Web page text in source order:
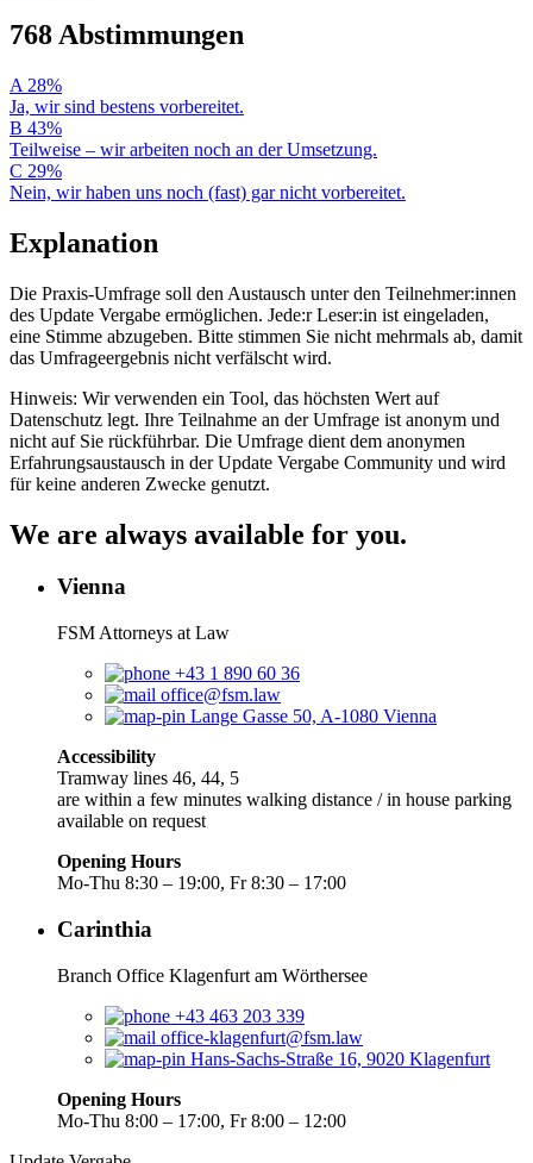
768 Abstimmungen
A 28%
Ja, wir sind bestens vorbereitet.
B 43%
Teilweise – wir arbeiten noch an der Umsetzung.
C 29%
Nein, wir haben uns noch (fast) gar nicht vorbereitet.
Explanation
Die Praxis-Umfrage soll den Austausch unter den Teilnehmer:innen
des Update Vergabe ermöglichen. Jede:r Leser:in ist eingeladen,
eine Stimme abzugeben. Bitte stimmen Sie nicht mehrmals ab, damit
das Umfrageergebnis nicht verfälscht wird.
Hinweis: Wir verwenden ein Tool, das höchsten Wert auf
Datenschutz legt. Ihre Teilnahme an der Umfrage ist anonym und
nicht auf Sie rückführbar. Die Umfrage dient dem anonymen
Erfahrungsaustausch in der Update Vergabe Community und wird
für keine anderen Zwecke genutzt.
We are always available for you.
Vienna
FSM Attorneys at Law
+43 1 890 60 36
office@fsm.law
Lange Gasse 50, A-1080 Vienna
Accessibility
Tramway lines 46, 44, 5
are within a few minutes walking distance / in house parking
available on request
Opening Hours
Mo-Thu 8:30 – 19:00, Fr 8:30 – 17:00
Carinthia
Branch Office Klagenfurt am Wörthersee
+43 463 203 339
office-klagenfurt@fsm.law
Hans-Sachs-Straße 16, 9020 Klagenfurt
Opening Hours
Mo-Thu 8:00 – 17:00, Fr 8:00 – 12:00